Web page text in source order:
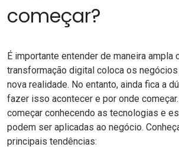
começar?
É importante entender de maneira ampla
transformação digital coloca os
nova realidade. No entanto, ainda fica a
fazer isso acontecer e por onde
começar conhecendo as tecnologias e
podem ser aplicadas ao negócio.
principais tendências: